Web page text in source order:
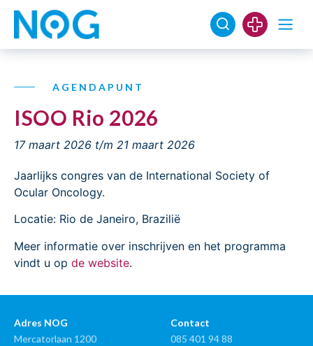
AGENDAPUNT
ISOO Rio 2026
17 maart 2026 t/m 21 maart 2026
Jaarlijks congres van de International Society of
Ocular Oncology.
Locatie: Rio de Janeiro, Brazilië
Meer informatie over inschrijven en het programma
vindt u op de website.
Adres NOG
Mercatorlaan 1200
Contact
085 401 94 88